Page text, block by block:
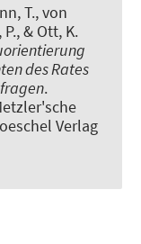
T., von
& Ott, K.
des Rates
.
Verlag